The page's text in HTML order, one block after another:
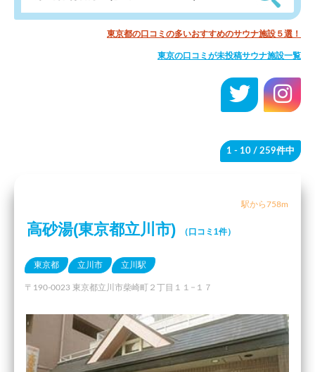
東京都の口コミの多いおすすめのサウナ施設５選！
東京の口コミが未投稿サウナ施設一覧
1 - 10 / 259件中
駅から758m
高砂湯(東京都立川市) （口コミ1件）
東京都 立川市 立川駅
〒190-0023 東京都立川市柴崎町２丁目１１−１７